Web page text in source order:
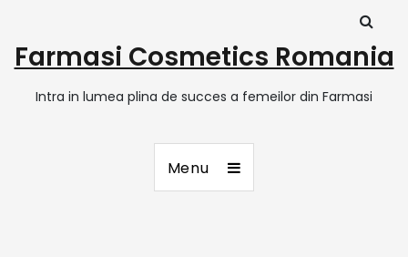
Farmasi Cosmetics Romania
Intra in lumea plina de succes a femeilor din Farmasi
Menu